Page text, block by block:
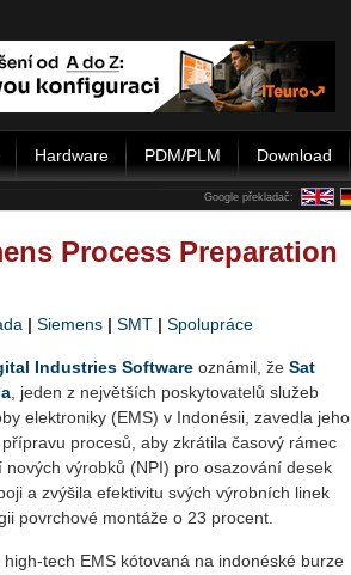
Hardware PDM/PLM Download
Google překladač:
Process Preparation
| Sie­men­s | SMT | Spo­lu­prá­ce
In­du­st­ries Soft­ware ozná­mil, že Sat
, jeden z nej­vět­ších po­sky­to­va­te­lů slu­žeb
elek­tro­ni­ky (EMS) v In­donésii, za­ved­la jeho
pro­ce­sů, aby zkrá­ti­la ča­so­vý rámec
no­vých vý­rob­ků (NPI) pro osa­zo­vá­ní desek
a zvý­ši­la efek­ti­vi­tu svých vý­rob­ních linek
po­vr­cho­vé mon­tá­že o 23 pro­cent.
tech EMS kóto­va­ná na in­do­né­ské burze